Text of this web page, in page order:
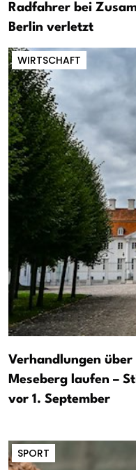
Radfahrer bei
Berlin verletzt
WIRTSCHAFT
Verhandlungen über
Meseberg laufen –
vor 1. September
SPORT